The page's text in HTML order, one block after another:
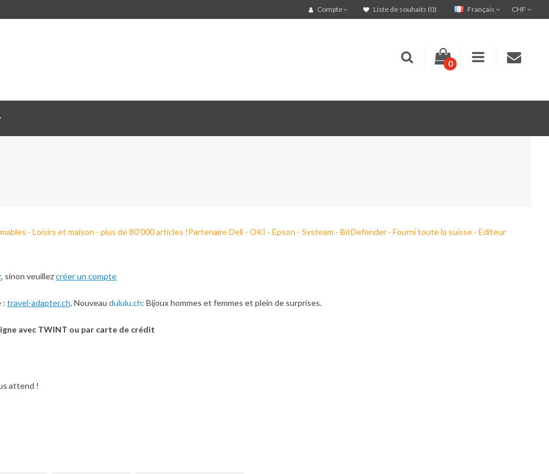
CHF
Français
Compte Liste de souhaits (0)
0
- Loisirs et maison - plus de 80'000 articles !Partenaire Dell - OKI - Epson - Systeam - BitDefender - Fourni toute la suisse - Editeur
, sinon veuillezcréer un compte
: travel-adapter.ch. Nouveau dululu.ch: Bijoux hommes et femmes et plein de surprises.
avec TWINT ou par carte de crédit
attend !